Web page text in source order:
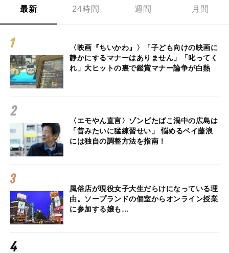
最新 24時間 週間 月間
〈映画『ちいかわ』〉「子ども向けの映画に
静かにするマナーはありません」「叱ってく
れ」大ヒットの裏で鑑賞マナー論争が白熱
〈エモやん直言〉ゾンビたばこ渦中の広島は
「昔みたいに猛練習せい」 悩めるベイ藤浪
には独自の調整方法を指南！
風俗店が現役女子大生だらけになっている理
由。ソープランドの個室からオンライン授業
に参加する嬢も…